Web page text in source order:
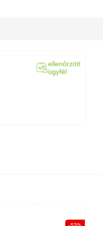
ellenőrzött
ügyfél